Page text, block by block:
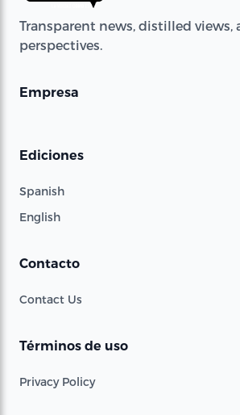
Transparent news, distilled views,
perspectives.
Empresa
Ediciones
Spanish
English
Contacto
Contact Us
Términos de uso
Privacy Policy